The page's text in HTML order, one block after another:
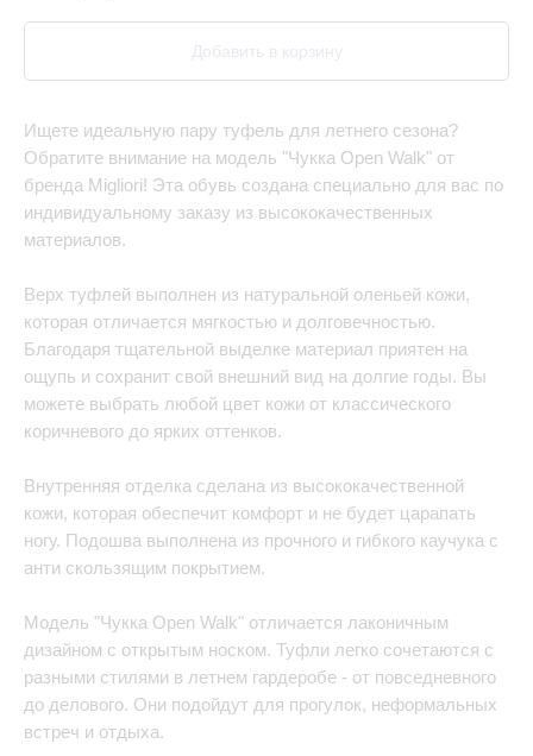
Добавить в корзину
Ищете идеальную пару туфель для летнего сезона?
Обратите внимание на модель "Чукка Open Walk" от
бренда Migliori! Эта обувь создана специально для вас по
индивидуальному заказу из высококачественных
материалов.
Верх туфлей выполнен из натуральной оленьей кожи,
которая отличается мягкостью и долговечностью.
Благодаря тщательной выделке материал приятен на
ощупь и сохранит свой внешний вид на долгие годы. Вы
можете выбрать любой цвет кожи от классического
коричневого до ярких оттенков.
Внутренняя отделка сделана из высококачественной
кожи, которая обеспечит комфорт и не будет царапать
ногу. Подошва выполнена из прочного и гибкого каучука с
анти скользящим покрытием.
Модель "Чукка Open Walk" отличается лаконичным
дизайном с открытым носком. Туфли легко сочетаются с
разными стилями в летнем гардеробе - от повседневного
до делового. Они подойдут для прогулок, неформальных
встреч и отдыха.